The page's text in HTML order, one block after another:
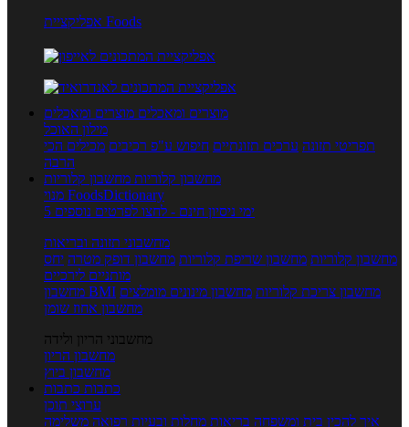
אפליקציית Foods
מוצרים ומאכלים מוצרים ומאכלים
מילון האוכל
תפריטי תזונה ערכים תזונתיים חיפוש ע"פ רכיבים מכילים הכי
הרבה
מחשבון קלוריות מחשבון קלוריות
מנוי FoodsDictionary
5 ימי ניסיון חינם - לחצו לפרטים נוספים
מחשבוני תזונה ובריאות
מחשבון קלוריות מחשבון שריפת קלוריות מחשבון דופק מטרה יחס
מותניים לירכיים
מחשבון BMI
מחשבון צריכת קלוריות מחשבון מינונים מומלצים
מחשבון אחוז שומן
מחשבוני הריון ולידה
מחשבון הריון
מחשבון ביוץ
כתבות כתבות
ערוצי תוכן
איך להכין בית ומשפחה בריאות מחלות ובעיות רפואה משלימה